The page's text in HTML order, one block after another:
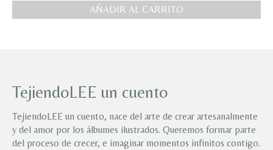
AÑADIR AL CARRITO
TejiendoLEE un cuento
TejiendoLEE un cuento, nace del arte de crear artesanalmente
y del amor por los álbumes ilustrados. Queremos formar parte
del proceso de crecer, e imaginar momentos infinitos contigo.